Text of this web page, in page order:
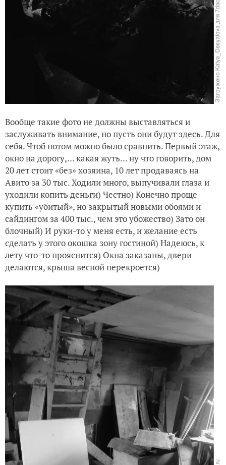
Вообще такие фото не должны выставляться и
заслуживать внимание, но пусть они будут здесь. Для
себя. Чтоб потом можно было сравнить. Первый этаж,
окно на дорогу,… какая жуть… ну что говорить, дом
20 лет стоит «без» хозяина, 10 лет продаваясь на
Авито за 30 тыс. Ходили много, выпучивали глаза и
уходили копить деньги) Честно) Конечно проще
купить «убитый», но закрытый новыми обоями и
сайдингом за 400 тыс., чем это убожество) Зато он
блочный) И руки-то у меня есть, и желание есть
сделать у этого окошка зону гостиной) Надеюсь, к
лету что-то прояснится) Окна заказаны, двери
делаются, крыша весной перекроется)